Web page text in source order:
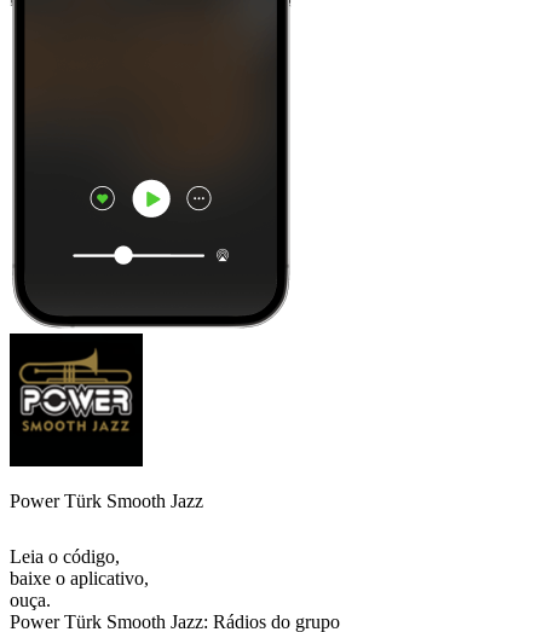
Power Türk Smooth Jazz
Leia o código,
baixe o aplicativo,
ouça.
Power Türk Smooth Jazz: Rádios do grupo